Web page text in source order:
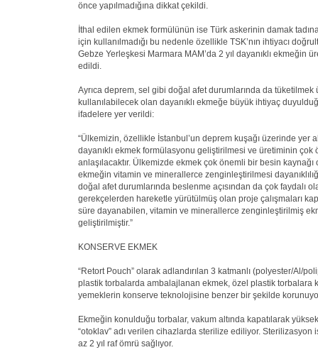
önce yapılmadığına dikkat çekildi.
İthal edilen ekmek formülünün ise Türk askerinin damak
için kullanılmadığı bu nedenle özellikle TSK’nın ihtiyacı
Gebze Yerleşkesi Marmara MAM’da 2 yıl dayanıklı ekmeğin
edildi.
Ayrıca deprem, sel gibi doğal afet durumlarında da tüketilmek
kullanılabilecek olan dayanıklı ekmeğe büyük ihtiyaç
ifadelere yer verildi:
“Ülkemizin, özellikle İstanbul’un deprem kuşağı üzerinde yer
dayanıklı ekmek formülasyonu geliştirilmesi ve üretiminin çok
anlaşılacaktır. Ülkemizde ekmek çok önemli bir besin kaynağı
ekmeğin vitamin ve minerallerce zenginleştirilmesi
doğal afet durumlarında beslenme açısından da çok faydalı
gerekçelerden hareketle yürütülmüş olan proje çalışmaları
süre dayanabilen, vitamin ve minerallerce zenginleştirilmiş
geliştirilmiştir.”
KONSERVE EKMEK
“Retort Pouch” olarak adlandırılan 3 katmanlı (polyester/Al/
plastik torbalarda ambalajlanan ekmek, özel plastik torbalara
yemeklerin konserve teknolojisine benzer bir şekilde
Ekmeğin konulduğu torbalar, vakum altında kapatılarak
“otoklav” adı verilen cihazlarda sterilize ediliyor. Sterilizasyon
az 2 yıl raf ömrü sağlıyor.